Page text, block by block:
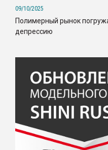
09/10/2025
Полимерный рынок
депрессию